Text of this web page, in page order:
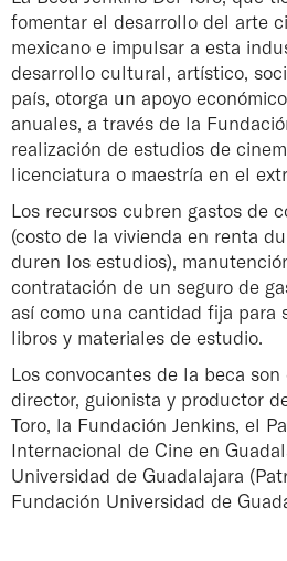
fomentar el desarrollo del arte
mexicano e impulsar a esta
desarrollo cultural, artístico,
país, otorga un apoyo
anuales, a través de la
realización de estudios de
licenciatura o maestría en el
Los recursos cubren gastos de
(costo de la vivienda en renta
duren los estudios),
contratación de un seguro de
así como una cantidad fija para
libros y materiales de estudio.
Los convocantes de la beca
director, guionista y productor
Toro, la Fundación Jenkins, el
Internacional de Cine en
Universidad de Guadalajara
Fundación Universidad de